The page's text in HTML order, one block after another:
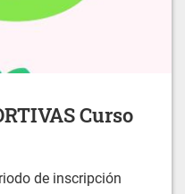
Curso
de inscripción